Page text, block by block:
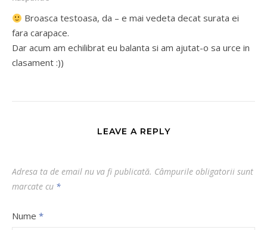
Broasca testoasa, da – e mai vedeta decat surata ei
fara carapace.
Dar acum am echilibrat eu balanta si am ajutat-o sa urce in
clasament :))
LEAVE A REPLY
Adresa ta de email nu va fi publicată. Câmpurile obligatorii sunt
marcate cu *
Nume *